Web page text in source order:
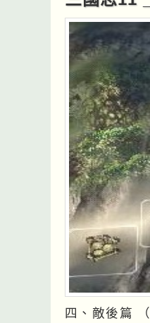
四、敵後篇 （一）前言 本篇的任務在「固守襄平」各篇之中，為測試過程最久、失敗次數最